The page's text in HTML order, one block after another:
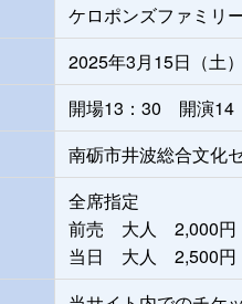
ケロポンズファミリ
2025年3月15日（
開場13：30 開演14
南砺市井波総合文化
全席指定
前売 大人 2,000
当日 大人 2,500